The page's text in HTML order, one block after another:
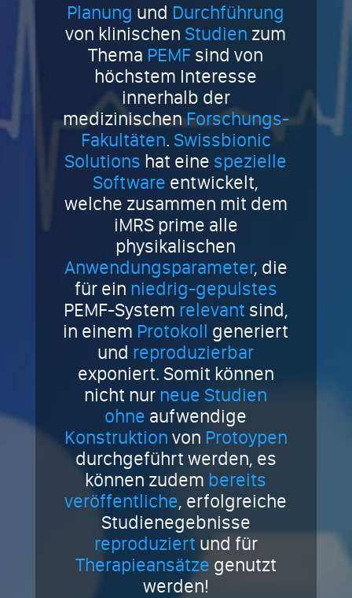
Planung und Durchführung
von klinischen Studien zum
Thema PEMF sind von
höchstem Interesse
innerhalb der
medizinischenForschungs-
Fakultäten. Swissbionic
Solutions hat eine spezielle
Software entwickelt,
welche zusammen mit dem
iMRS prime alle
physikalischen
Anwendungsparameter, die
für ein niedrig-gepulstes
PEMF-System relevant sind,
in einem Protokoll generiert
und reproduzierbar
exponiert. Somit können
nicht nur neue Studien
ohne aufwendige
Konstruktion von Protoypen
durchgeführt werden, es
können zudem bereits
veröffentliche, erfolgreiche
Studienegebnisse
reproduziert und für
Therapieansätze genutzt
werden!